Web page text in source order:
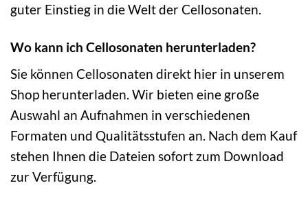
guter Einstieg in die Welt der Cellosonaten.
Wo kann ich Cellosonaten herunterladen?
Sie können Cellosonaten direkt hier in unserem
Shop herunterladen. Wir bieten eine große
Auswahl an Aufnahmen in verschiedenen
Formaten und Qualitätsstufen an. Nach dem Kauf
stehen Ihnen die Dateien sofort zum Download
zur Verfügung.